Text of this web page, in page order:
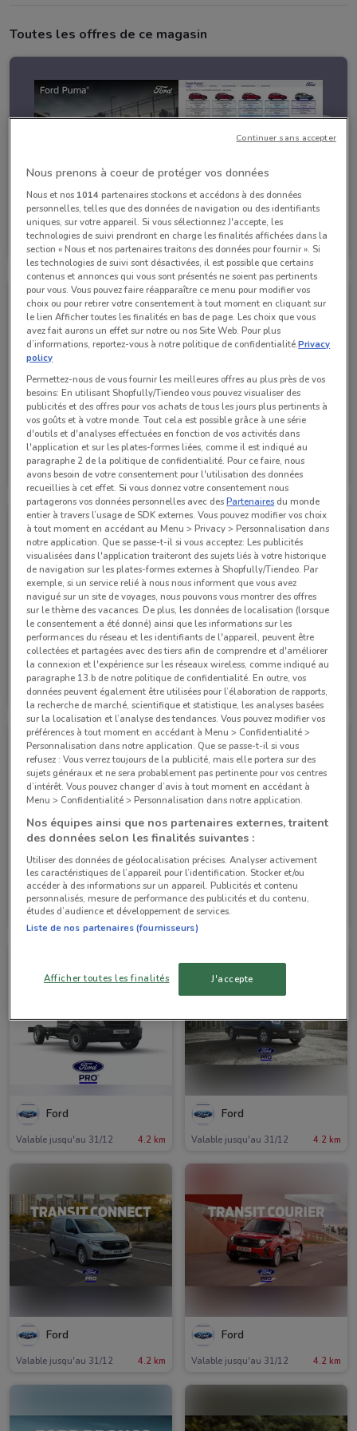
Toutes les offres de ce magasin
Ford
Valable jusqu'au 31/12 4.2 km
Ford
Valable jusqu'au 30/09 4.2 km
Ford
Valable jusqu'au 31/12
Ford
Valable jusqu'au 31/08 4.2 km
Ford
Valable jusqu'au 31/12 4.2 km
Ford
4.2 km
Ford
Ford
Valable jusqu'au 31/12 4.2 km
Ford
Valable jusqu'au 31/12 4.2 km
Ford
Valable jusqu'au 31/12 4.2 km
Ford
Valable jusqu'au 31/12 4.2 km
Nous prenons à coeur de protéger vos données
Nous et nos 1014partenaires stockons et accédons à des données
personnelles, telles que des données de navigation ou des identifiants
uniques, sur votre appareil. Si vous sélectionnez J'accepte, les
technologies de suivi prendront en charge les finalités affichées dans la
section « Nous et nos partenaires traitons des données pour fournir ». Si
les technologies de suivi sont désactivées, il est possible que certains
contenus et annonces qui vous sont présentés ne soient pas pertinents
pour vous. Vous pouvez faire réapparaître ce menu pour modifier vos
choix ou pour retirer votre consentement à tout moment en cliquant sur
le lien Afficher toutes les finalités en bas de page. Les choix que vous
avez fait aurons un effet sur notre ou nos Site Web. Pour plus
d’informations, reportez-vous à notre politique de confidentialité.Privacy
policy
Permettez-nous de vous fournir les meilleures offres au plus près de vos
besoins: En utilisant Shopfully/Tiendeo vous pouvez visualiser des
publicités et des offres pour vos achats de tous les jours plus pertinents à
vos goûts et à votre monde. Tout cela est possible grâce à une série
d'outils et d'analyses effectuées en fonction de vos activités dans
l'application et sur les plates-formes liées, comme il est indiqué au
paragraphe 2 de la politique de confidentialité. Pour ce faire, nous
avons besoin de votre consentement pour l'utilisation des données
recueillies à cet effet. Si vous donnez votre consentement nous
partagerons vos données personnelles avec desPartenaires du monde
entier à travers l’usage de SDK externes. Vous pouvez modifier vos choix
à tout moment en accédant au Menu > Privacy > Personnalisation dans
notre application. Que se passe-t-il si vous acceptez: Les publicités
visualisées dans l'application traiteront des sujets liés à votre historique
de navigation sur les plates-formes externes à Shopfully/Tiendeo. Par
exemple, si un service relié à nous nous informent que vous avez
navigué sur un site de voyages, nous pouvons vous montrer des offres
sur le thème des vacances. De plus, les données de localisation (lorsque
le consentement a été donné) ainsi que les informations sur les
performances du réseau et les identifiants de l'appareil, peuvent être
collectées et partagées avec des tiers afin de comprendre et d'améliorer
la connexion et l'expérience sur les réseaux wireless, comme indiqué au
paragraphe 13.b de notre politique de confidentialité. En outre, vos
données peuvent également être utilisées pour l’élaboration de rapports,
la recherche de marché, scientifique et statistique, les analyses basées
sur la localisation et l’analyse des tendances. Vous pouvez modifier vos
préférences à tout moment en accédant à Menu > Confidentialité >
Personnalisation dans notre application. Que se passe-t-il si vous
refusez : Vous verrez toujours de la publicité, mais elle portera sur des
sujets généraux et ne sera probablement pas pertinente pour vos centres
d’intérêt. Vous pouvez changer d’avis à tout moment en accédant à
Menu > Confidentialité > Personnalisation dans notre application.
Nos équipes ainsi que nos partenaires externes, traitent
des données selon les finalités suivantes :
Utiliser des données de géolocalisation précises. Analyser activement
les caractéristiques de l’appareil pour l’identification. Stocker et/ou
accéder à des informations sur un appareil. Publicités et contenu
personnalisés, mesure de performance des publicités et du contenu,
études d’audience et développement de services.
Liste de nos partenaires (fournisseurs)
Afficher toutes les finalités J'accepte
Continuer sans accepter